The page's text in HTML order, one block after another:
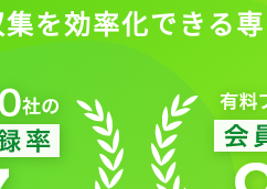
を効率化できる